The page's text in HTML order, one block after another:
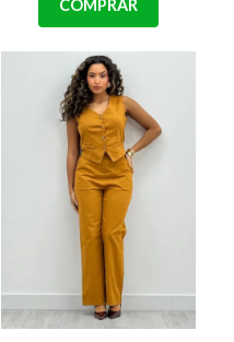
COMPRAR